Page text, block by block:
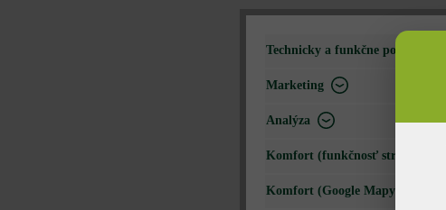
Technicky a funkčne potrebné
Marketing
Analýza
Komfort (funkčnosť stránky)
Komfort (Google Mapy)